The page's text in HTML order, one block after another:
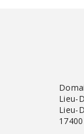
Lieu-
Lieu-